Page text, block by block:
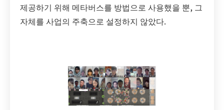
제공하기 위해 메타버스를 방법으로 사용했을 뿐, 그
자체를 사업의 주축으로 설정하지 않았다.